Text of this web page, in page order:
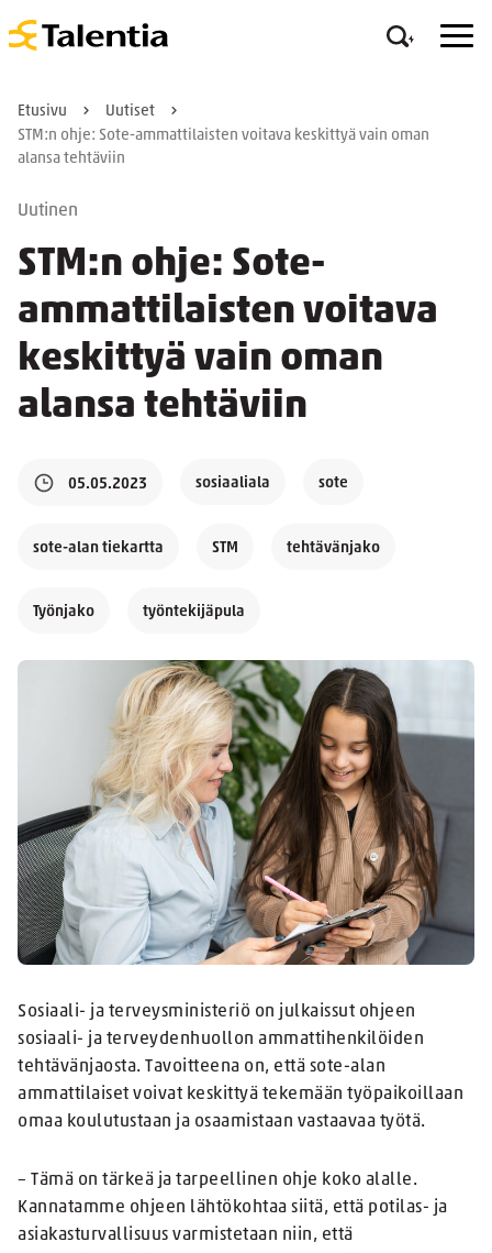
Etusivu
Uutiset
STM:n ohje: Sote-ammattilaisten voitava keskittyä vain oman
alansa tehtäviin
Uutinen
STM:n ohje: Sote-
ammattilaisten voitava
keskittyä vain oman
alansa tehtäviin
05.05.2023 sosiaaliala sote
sote-alan tiekartta STM tehtävänjako
Työnjako työntekijäpula
Sosiaali- ja terveysministeriö on julkaissut ohjeen
sosiaali- ja terveydenhuollon ammattihenkilöiden
tehtävänjaosta. Tavoitteena on, että sote-alan
ammattilaiset voivat keskittyä tekemään työpaikoillaan
omaa koulutustaan ja osaamistaan vastaavaa työtä.
– Tämä on tärkeä ja tarpeellinen ohje koko alalle.
Kannatamme ohjeen lähtökohtaa siitä, että potilas- ja
asiakasturvallisuus varmistetaan niin, että